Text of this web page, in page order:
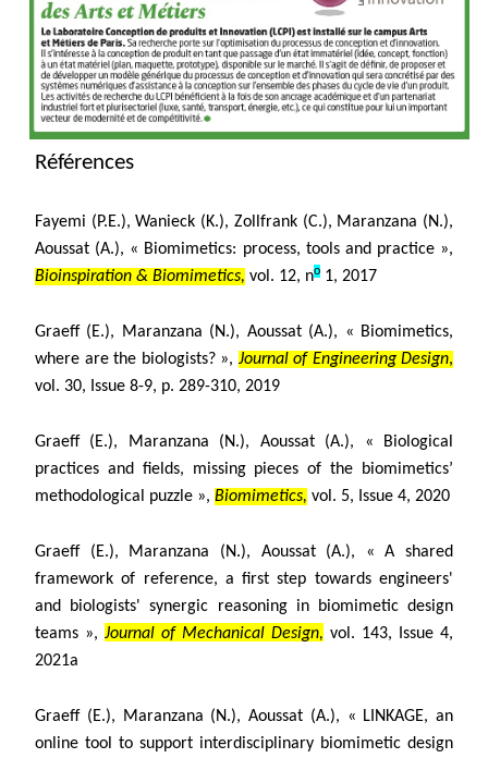
Références
Fayemi (P.E.), Wanieck (K.), Zollfrank (C.), Maranzana (N.),
Aoussat (A.), « Biomimetics: process, tools and practice »,
Bioinspiration & Biomimetics, vol. 12, no 1, 2017
Graeff (E.), Maranzana (N.), Aoussat (A.), « Biomimetics,
where are the biologists? », Journal of Engineering Design,
vol. 30, Issue 8-9, p. 289-310, 2019
Graeff (E.), Maranzana (N.), Aoussat (A.), « Biological
practices and fields, missing pieces of the biomimetics’
methodological puzzle », Biomimetics, vol. 5, Issue 4, 2020
Graeff (E.), Maranzana (N.), Aoussat (A.), «A shared
framework of reference, a first step towards engineers'
and biologists' synergic reasoning in biomimetic design
teams », Journal of Mechanical Design, vol. 143, Issue 4,
2021a
Graeff (E.), Maranzana (N.), Aoussat (A.), « LINKAGE, an
online tool to support interdisciplinary biomimetic design